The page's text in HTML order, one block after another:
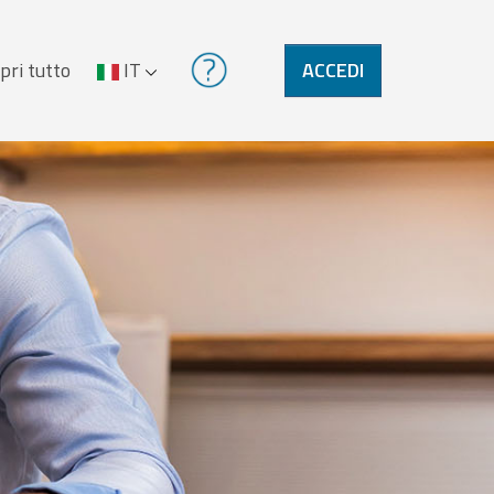
tutto IT ACCEDI